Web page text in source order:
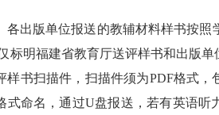
版单位报送的教辅材料样书按照学
标明福建省教育厅送评样书和出版
样书扫描件，扫描件须为PDF格式
式命名，通过U盘报送，若有英语